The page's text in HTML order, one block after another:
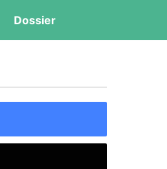
Dossier